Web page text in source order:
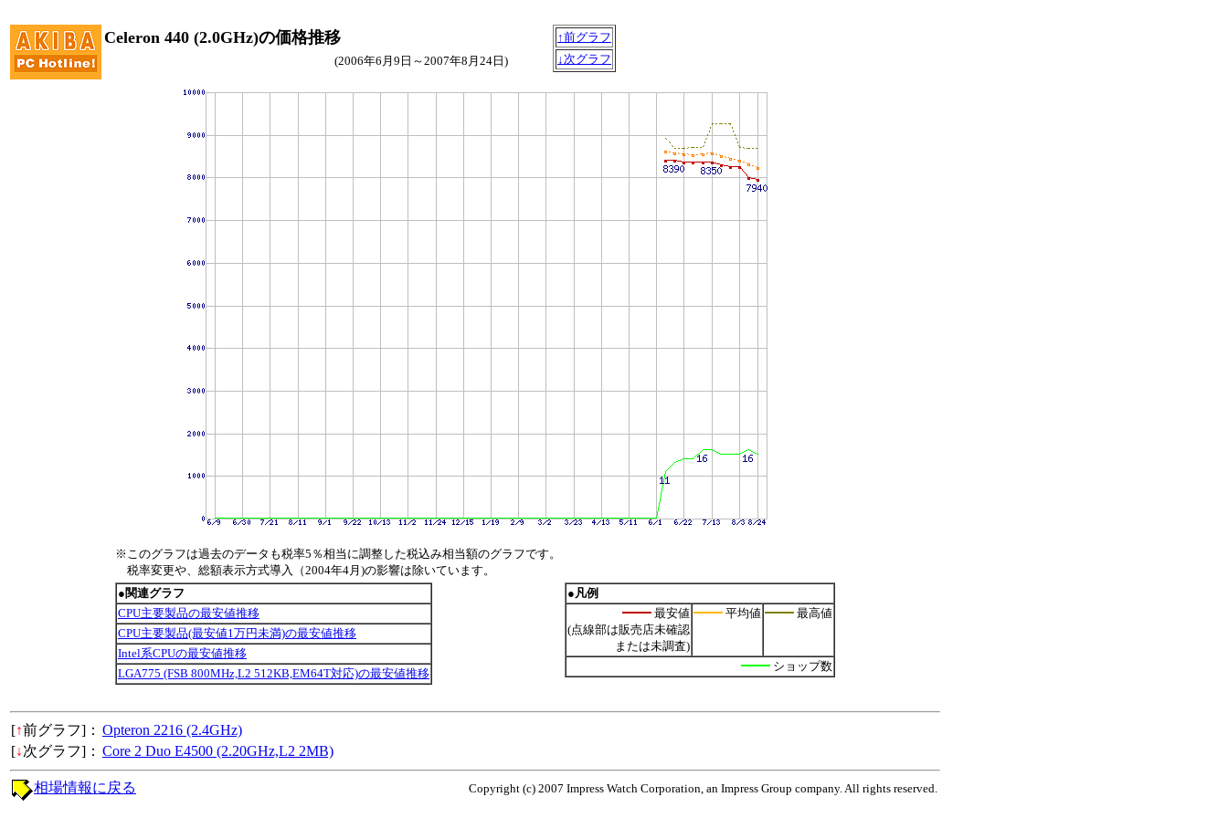
Celeron 440 (2.0GHz)の価格推移
↑前グラフ
↓次グラフ
(2006年6月9日～2007年8月24日)
※このグラフは過去のデータも税率5％相当に調整した税込み相当額のグラフです。
税率変更や、総額表示方式導入（2004年4月)の影響は除いています。
●関連グラフ
CPU主要製品の最安値推移
CPU主要製品(最安値1万円未満)の最安値推移
Intel系CPUの最安値推移
LGA775 (FSB 800MHz,L2 512KB,EM64T対応)の最安値推移
●凡例
最安値
(点線部は販売店未確認
または未調査)
平均値 最高値
ショップ数
[↑前グラフ]： Opteron 2216 (2.4GHz)
[↓次グラフ]： Core 2 Duo E4500 (2.20GHz,L2 2MB)
Copyright (c) 2007 Impress Watch Corporation, an Impress Group company. All rights reserved.
相場情報に戻る